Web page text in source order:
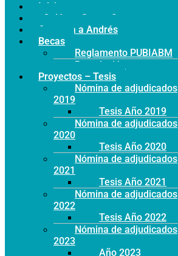
Inicio
¿Quiénes Somos?
Conozca a Andrés
Becas
Reglamento PUBIABM
Postulación
Proyectos – Tesis
Nómina de adjudicados
2019
Tesis Año 2019
Nómina de adjudicados
2020
Tesis Año 2020
Nómina de adjudicados
2021
Tesis Año 2021
Nómina de adjudicados
2022
Tesis Año 2022
Nómina de adjudicados
2023
Año 2023